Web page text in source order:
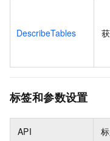
DescribeTables
标签和参数设置
API